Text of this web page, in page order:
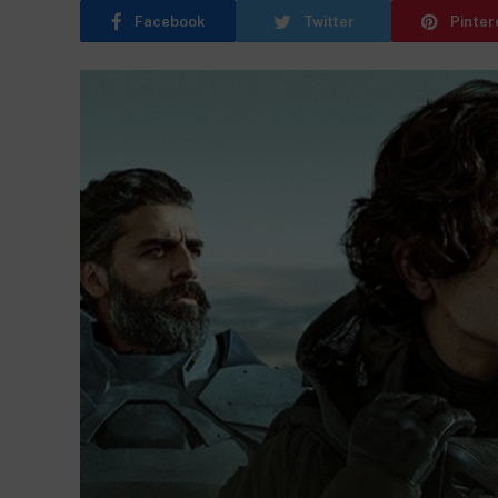
Facebook Twitter